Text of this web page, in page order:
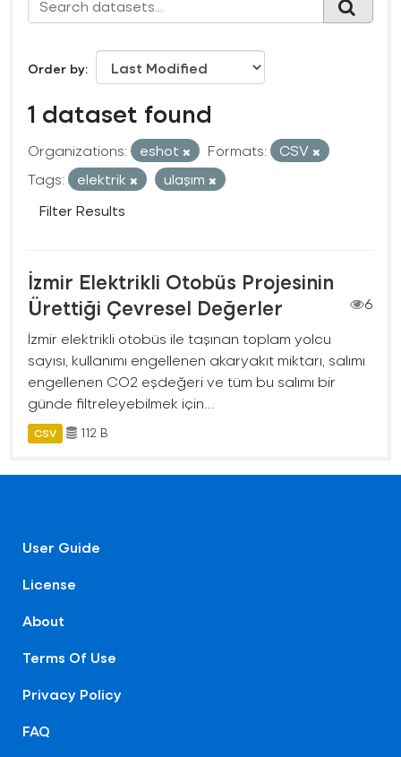
Order by
1 dataset found
Organizations: eshot Formats:
CSV
Tags:
elektrik
ulaşım
Filter Results
İzmir Elektrikli Otobüs Projesinin
Ürettiği Çevresel Değerler
6
İzmir elektrikli otobüs ile taşınan toplam yolcu
sayısı, kullanımı engellenen akaryakıt miktarı, salımı
engellenen CO2 eşdeğeri ve tüm bu salımı bir
günde filtreleyebilmek için...
CSV 112 B
User Guide
License
About
Terms Of Use
Privacy Policy
FAQ